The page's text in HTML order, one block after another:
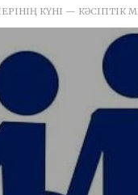
КҮНІ —